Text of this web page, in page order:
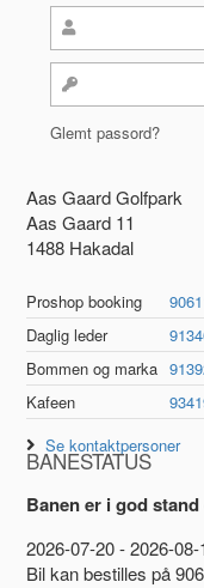
Glemt passord?
Aas Gaard Golfpark
Aas Gaard 11
1488 Hakadal
Proshop booking
Daglig leder
Bommen og marka
Kafeen
Se kontaktpersoner
BANESTATUS
Banen er i god
2026-07-20 - 2026-08-
Bil kan bestilles på